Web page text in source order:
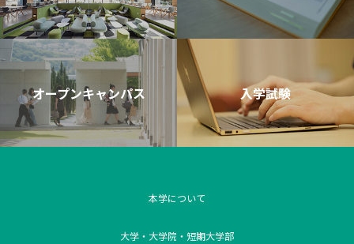
オープンキャンパス 入学試験
本学について
大学・大学院・短期大学部